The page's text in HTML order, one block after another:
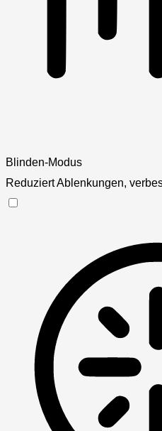
Blinden-Modus
Reduziert Ablenkungen,